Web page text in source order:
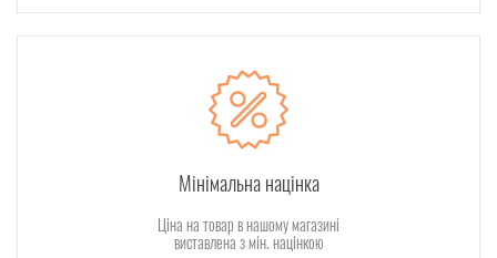
Мінімальна націнка
Ціна на товар в нашому магазині
виставлена з мін. націнкою